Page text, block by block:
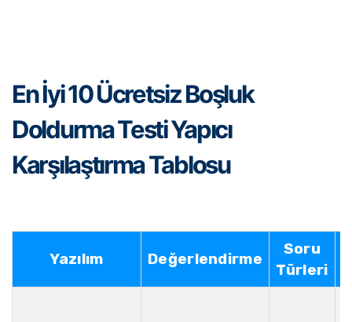
En İyi 10 Ücretsiz Boşluk
Doldurma Testi Yapıcı
Karşılaştırma Tablosu
Yazılım Değerlendirme
Soru
Türleri